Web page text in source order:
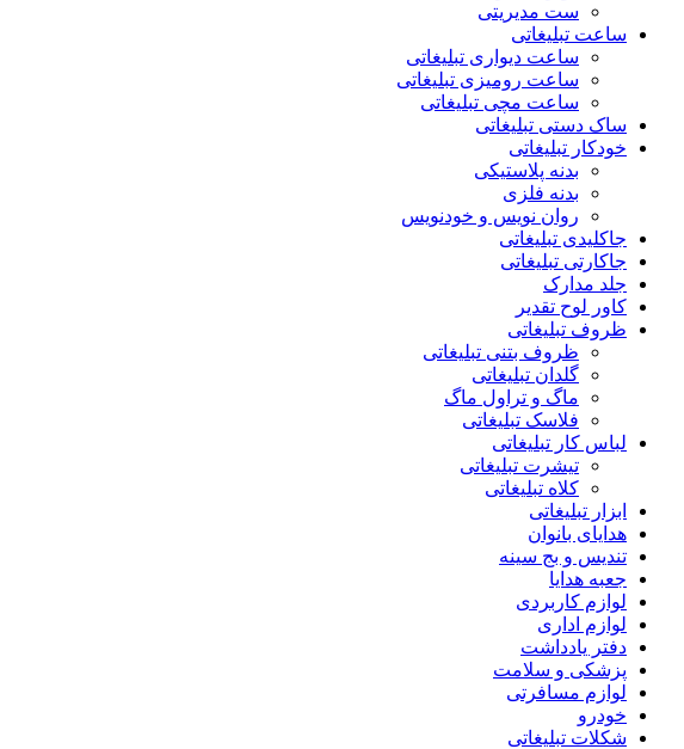
ست مدیریتی
ساعت تبلیغاتی
ساعت دیواری تبلیغاتی
ساعت رومیزی تبلیغاتی
ساعت مچی تبلیغاتی
ساک دستی تبلیغاتی
خودکار تبلیغاتی
بدنه پلاستیکی
بدنه فلزی
روان نویس و خودنویس
جاکلیدی تبلیغاتی
جاکارتی تبلیغاتی
جلد مدارک
کاور لوح تقدیر
ظروف تبلیغاتی
ظروف بتنی تبلیغاتی
گلدان تبلیغاتی
ماگ و تراول ماگ
فلاسک تبلیغاتی
لباس کار تبلیغاتی
تیشرت تبلیغاتی
کلاه تبلیغاتی
ابزار تبلیغاتی
هدایای بانوان
تندیس و بج سینه
جعبه هدایا
لوازم کاربردی
لوازم اداری
دفتر یادداشت
پزشکی و سلامت
لوازم مسافرتی
خودرو
شکلات تبلیغاتی